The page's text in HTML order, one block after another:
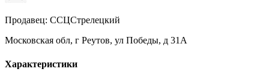
Продавец: ССЦСтрелецкий
Московская обл, г Реутов, ул Победы, д 31А
Характеристики